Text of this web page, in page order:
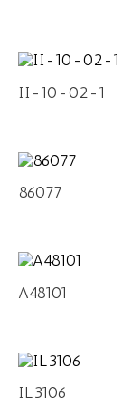
II-10-02-1
86077
A48101
IL3106